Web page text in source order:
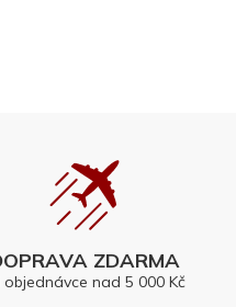
ZDARMA
objednávce nad 5 000 Kč